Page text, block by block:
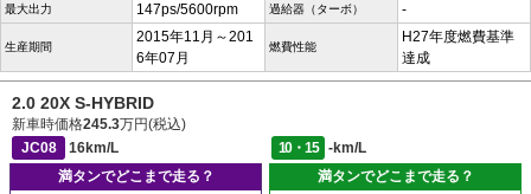
最大出力 147ps/5600rpm 過給器（ターボ） -
生産期間
2015年11月～201
6年07月
燃費性能
H27年度燃費基準
達成
2.0 20X S-HYBRID
新車時価格245.3万円(税込)
JC08
16km/L 10・15
-km/L
満タンでどこまで走る？
満タンでどこまで走る？